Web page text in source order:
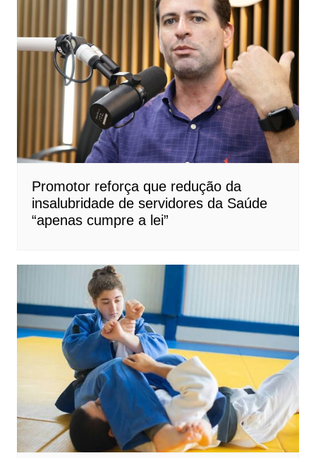
Promotor reforça que redução da
insalubridade de servidores da Saúde
“apenas cumpre a lei”